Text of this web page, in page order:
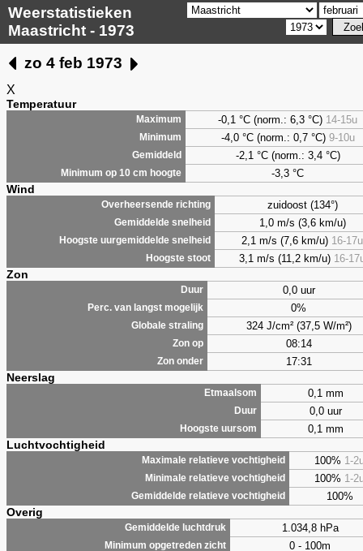
Weerstatistieken
Maastricht - 1973
zo 4 feb 1973
X
Temperatuur
Maximum -0,1 °C (norm.: 6,3 °C) 14-15u
Minimum -4,0 °C (norm.: 0,7 °C) 9-10u
Gemiddeld -2,1 °C (norm.: 3,4 °C)
Minimum op 10 cm hoogte -3,3 °C
Wind
Overheersende richting zuidoost (134°)
Gemiddelde snelheid 1,0 m/s (3,6 km/u)
Hoogste uurgemiddelde snelheid 2,1 m/s (7,6 km/u) 16-17u
Hoogste stoot 3,1 m/s (11,2 km/u) 16-
Zon
Duur 0,0 uur
Perc. van langst mogelijk 0%
Globale straling 324 J/cm² (37,5 W/m²)
Zon op 08:14
Zon onder 17:31
Neerslag
Etmaalsom 0,1 mm
Duur 0,0 uur
Hoogste uursom 0,1 mm
Luchtvochtigheid
Maximale relatieve vochtigheid 100% 1-
Minimale relatieve vochtigheid 100% 1-
Gemiddelde relatieve vochtigheid 100%
Overig
Gemiddelde luchtdruk 1.034,8 hPa
Minimum opgetreden zicht 0 - 100m